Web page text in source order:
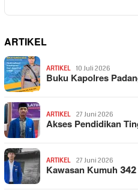
ARTIKEL
ARTIKEL 10 Juli 2026
Buku Kapolres
ARTIKEL 27 Juni 2026
Akses Pendidikan
ARTIKEL 27 Juni 2026
Kawasan Kumuh